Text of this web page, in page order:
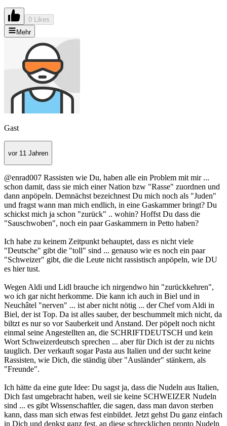
0 Likes
Mehr
Gast
vor 11 Jahren
@enrad007 Rassisten wie Du, haben alle ein Problem mit mir ...
schon damit, dass sie mich einer Nation bzw "Rasse" zuordnen und
dann anpöpeln. Demnächst bezeichnest Du mich noch als "Juden"
und fragst wann man mich endlich, in eine Gaskammer bringt? Du
schickst mich ja schon "zurück" .. wohin? Hoffst Du dass die
"Sauschwoben", noch ein paar Gaskammern in Petto haben?
Ich habe zu keinem Zeitpunkt behauptet, dass es nicht viele
"Deutsche" gibt die "toll" sind ... genauso wie es noch ein paar
"Schweizer" gibt, die die Leute nicht rassistisch anpöpeln, wie DU
es hier tust.
Wegen Aldi und Lidl brauche ich nirgendwo hin "zurückkehren",
wo ich gar nicht herkomme. Die kann ich auch in Biel und in
Neuchâtel "nerven" ... ist aber nicht nötig ... der Chef vom Aldi in
Biel, der ist Top. Da ist alles sauber, der beschummelt mich nicht, da
biltzt es nur so vor Sauberkeit und Anstand. Der pöpelt noch nicht
einmal seine Angestellten an, die SCHRIFTDEUTSCH und kein
Wort Schweizerdeutsch sprechen ... aber für Dich ist der zu nichts
tauglich. Der verkauft sogar Pasta aus Italien und der sucht keine
Rassisten, wie Dich, die ständig über "Ausländer" stänkern, als
"Freunde".
Ich hätte da eine gute Idee: Du sagst ja, dass die Nudeln aus Italien,
Dich fast umgebracht haben, weil sie keine SCHWEIZER Nudeln
sind ... es gibt Wissenschaftler, die sagen, dass man davon sterben
kann, dass man sich etwas fest einbildet. Jetzt gehst Du ganz einfach
in Dich und denkst ganz fest, an diese schrecklichen pronto Nudeln